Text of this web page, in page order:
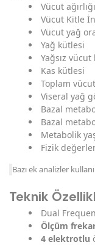
Vücut ağırlığı
Vücut Kitle
Vücut yağ
Yağ kütlesi
Yağsız
Kas kütlesi
Toplam
Viseral yağ
Bazal
Bazal
Metabolik
Fizik
Bazı ek analizler
Teknik
Dual
Ölçüm
4 elektrotlu